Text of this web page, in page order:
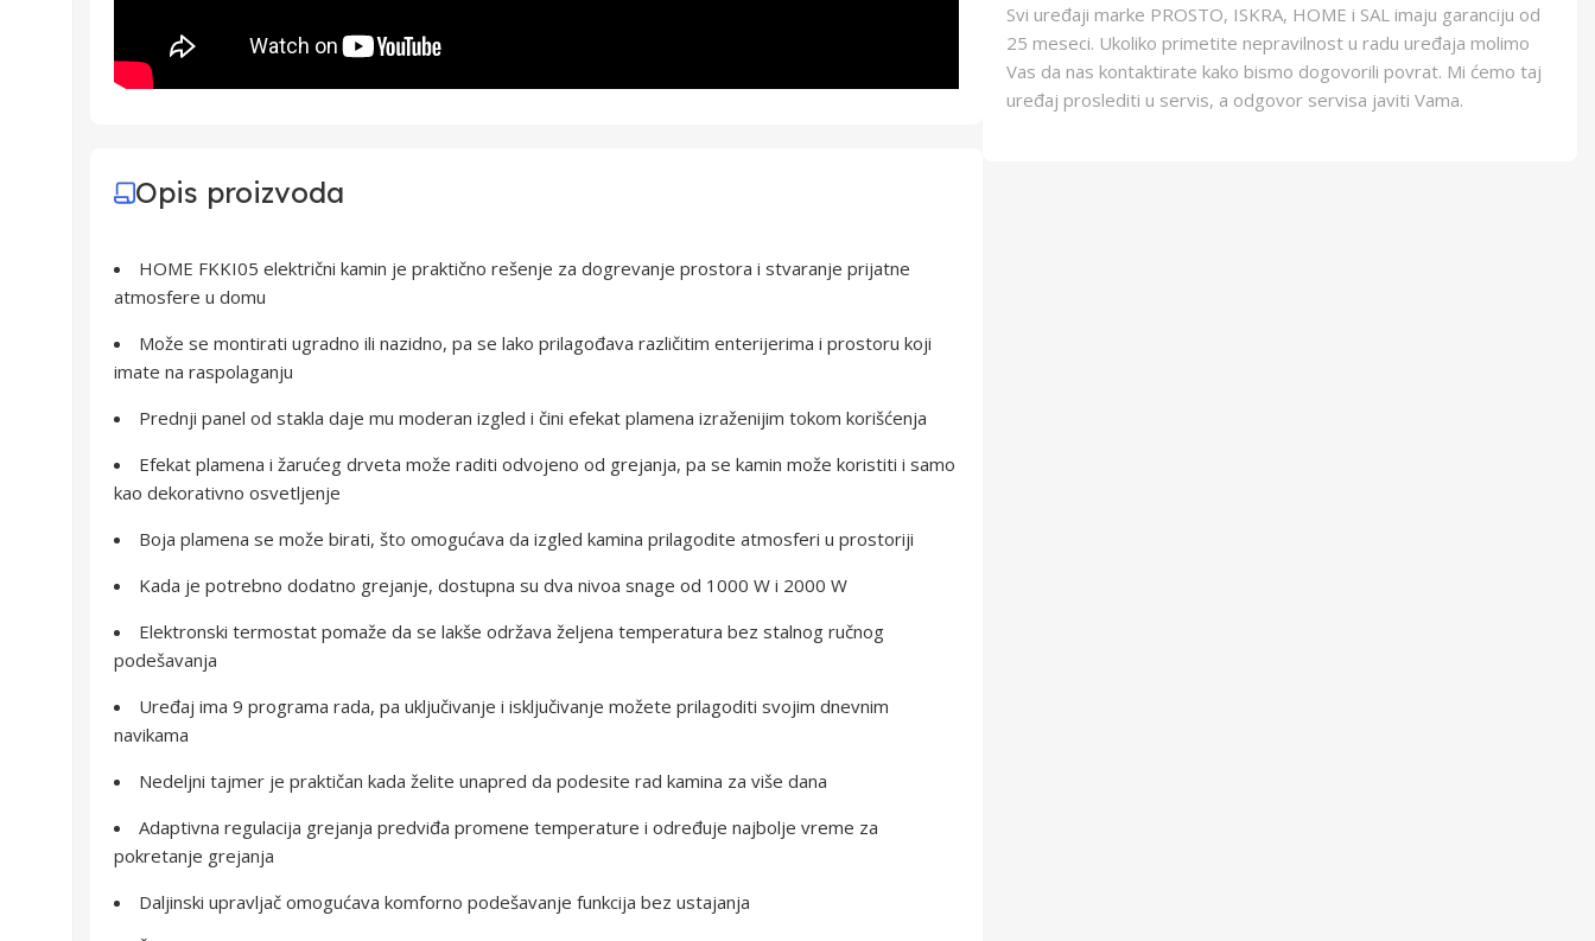
Opis proizvoda
HOME FKKI05 električni kamin je praktično rešenje za dogrevanje prostora i stvaranje prijatne
atmosfere u domu
Može se montirati ugradno ili nazidno, pa se lako prilagođava različitim enterijerima i prostoru koji
imate na raspolaganju
Prednji panel od stakla daje mu moderan izgled i čini efekat plamena izraženijim tokom korišćenja
Efekat plamena i žarućeg drveta može raditi odvojeno od grejanja, pa se kamin može koristiti i samo
kao dekorativno osvetljenje
Boja plamena se može birati, što omogućava da izgled kamina prilagodite atmosferi u prostoriji
Kada je potrebno dodatno grejanje, dostupna su dva nivoa snage od 1000 W i 2000 W
Elektronski termostat pomaže da se lakše održava željena temperatura bez stalnog ručnog
podešavanja
Uređaj ima 9 programa rada, pa uključivanje i isključivanje možete prilagoditi svojim dnevnim
navikama
Nedeljni tajmer je praktičan kada želite unapred da podesite rad kamina za više dana
Adaptivna regulacija grejanja predviđa promene temperature i određuje najbolje vreme za
pokretanje grejanja
Daljinski upravljač omogućava komforno podešavanje funkcija bez ustajanja
Svi uređaji marke PROSTO, ISKRA, HOME i SAL imaju garanciju od
25 meseci. Ukoliko primetite nepravilnost u radu uređaja molimo
Vas da nas kontaktirate kako bismo dogovorili povrat. Mi ćemo taj
uređaj proslediti u servis, a odgovor servisa javiti Vama.